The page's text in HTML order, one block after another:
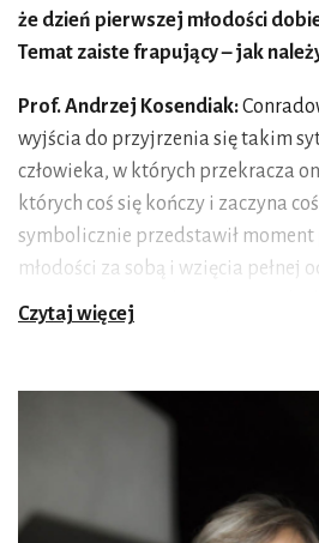
że dzień pierwszej młodości
Temat zaiste frapujący – jak
Prof. Andrzej Kosendiak:
wyjścia do przyjrzenia się takim
człowieka, w których przekracza
których coś się kończy i zaczyna
symbolicznie przedstawił
młodości za sobą i wzięcia pełnej
życie swoje i innych. Myślę, że
dotyczy tak poszczególnych osób,
epok, projektów. Intuicyjnie
w czasach przełomu, że świat nie
Czy jesteśmy w stanie
dojrzałości?
Czytaj więcej